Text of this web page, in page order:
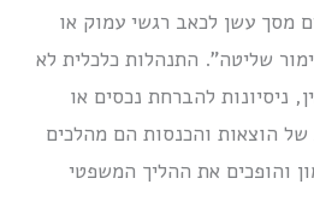
מסך עשן לכאב רגשי עמוק או
שליטה”. התנהלות כלכלית לא
ניסיונות להברחת נכסים או
הוצאות והכנסות הם מהלכים
והופכים את ההליך המשפטי